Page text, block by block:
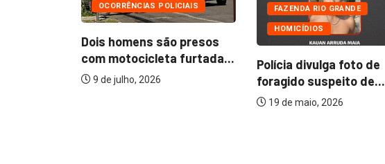
OCORRÊNCIAS POLICIAIS
Dois homens são presos
com motocicleta furtada...
9 de julho, 2026
FAZENDA RIO GRANDE
HOMICÍDIOS
Polícia divulga foto de
foragido suspeito de...
19 de maio, 2026